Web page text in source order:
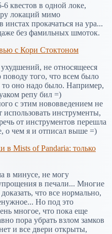
6 квестов в одной локе,
локаций мимо
прокачаться на ура...
без фамильных шмоток.
с Кори Стоктоном
не относящееся
того, что всем было
то оно надо было. Например,
репу бил =)
с этим нововведением не
использовать инструменты,
от инструментов перешла
о чем я и отписал выше =)
в Mists of Pandaria: только
в минусе, не могу
в печали... Многие
что все нормально,
Но под это
многое, что пока еще
пора убрать взлом замков
и все двери открыты,